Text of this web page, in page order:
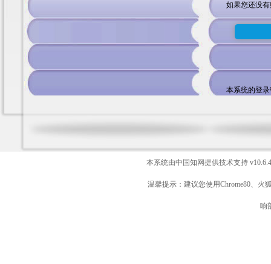
如果您还没
本系统的登
本系统由中国知网提供技术支持
温馨提示：建议您使用Chrome80、火
响